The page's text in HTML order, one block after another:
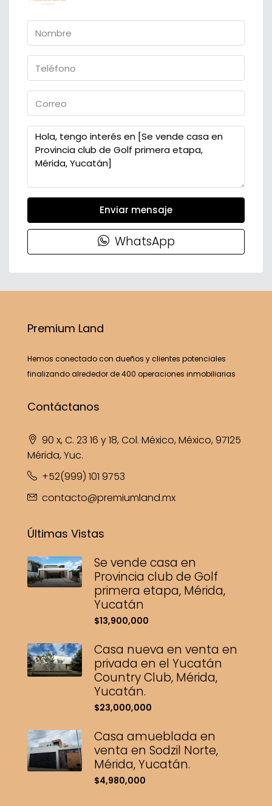
Enviar mensaje
WhatsApp
Premium Land
Hemos conectado con dueños y clientes potenciales
finalizando alrededor de 400 operaciones inmobiliarias
Contáctanos
90 x, C. 23 16 y 18, Col. México, México, 97125
Mérida, Yuc.
+52(999) 101 9753
contacto@premiumland.mx
Últimas Vistas
Se vende casa en
Provincia club de Golf
primera etapa, Mérida,
Yucatán
$13,900,000
Casa nueva en venta en
privada en el Yucatán
Country Club, Mérida,
Yucatán.
$23,000,000
Casa amueblada en
venta en Sodzil Norte,
Mérida, Yucatán.
$4,980,000